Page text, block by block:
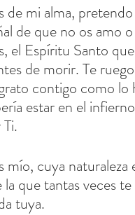
de mi alma,
de que no os amo
el Espíritu Santo
de morir. Te
contigo como lo
estar en el
cuya naturaleza
la que tantas veces
tuya.